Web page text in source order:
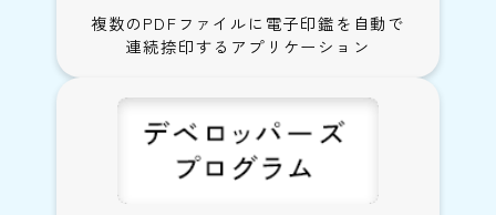
複数のPDFファイルに電子印鑑を自動で
連続捺印するアプリケーション